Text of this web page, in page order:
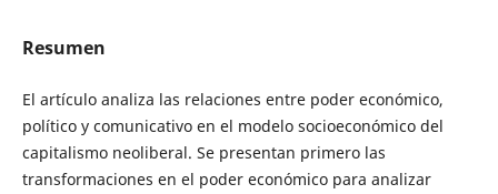
Resumen
El artículo analiza las relaciones entre poder económico,
político y comunicativo en el modelo socioeconómico del
capitalismo neoliberal. Se presentan primero las
transformaciones en el poder económico para analizar